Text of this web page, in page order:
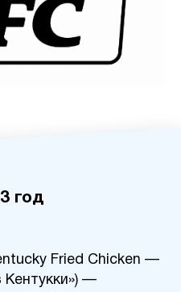
год
Fried Chicken —
—